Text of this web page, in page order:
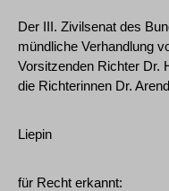
Der III. Zivilsenat des
mündliche Verhandlung
Vorsitzenden Richter Dr.
die Richterinnen Dr.
Liepin
für Recht erkannt: